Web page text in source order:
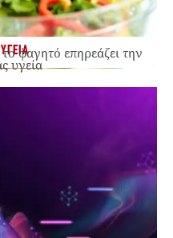
φαγητό επηρεάζει την
υγεία